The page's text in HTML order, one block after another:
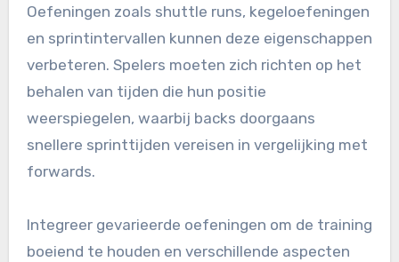
Oefeningen zoals shuttle runs, kegeloefeningen
en sprintintervallen kunnen deze eigenschappen
verbeteren. Spelers moeten zich richten op het
behalen van tijden die hun positie
weerspiegelen, waarbij backs doorgaans
snellere sprinttijden vereisen in vergelijking met
forwards.
Integreer gevarieerde oefeningen om de training
boeiend te houden en verschillende aspecten